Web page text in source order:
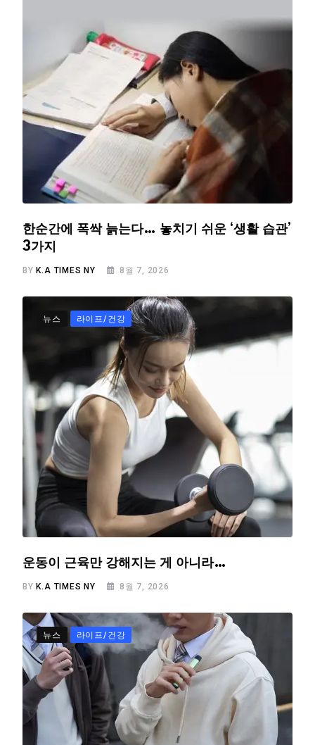
한순간에 폭싹 늙는다… 놓치기 쉬운 ‘생활 습관’
3가지
BY K.A TIMES NY 8월 7, 2026
뉴스 라이프/건강
운동이 근육만 강해지는 게 아니라…
BY K.A TIMES NY 8월 7, 2026
뉴스 라이프/건강